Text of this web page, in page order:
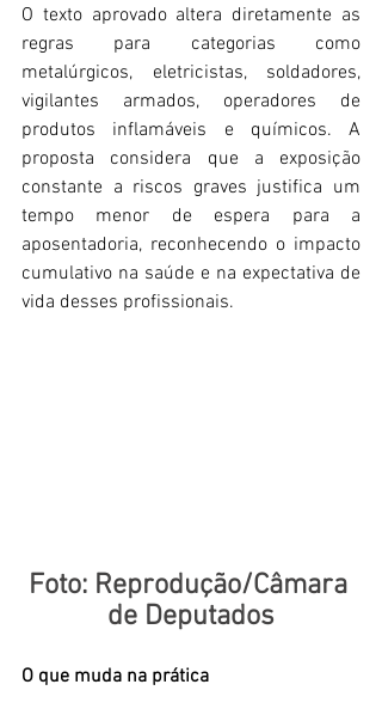
O texto aprovado altera diretamente as
regras para categorias como
metalúrgicos, eletricistas, soldadores,
vigilantes armados, operadores de
produtos inflamáveis e químicos. A
proposta considera que a exposição
constante a riscos graves justifica um
tempo menor de espera para a
aposentadoria, reconhecendo o impacto
cumulativo na saúde e na expectativa de
vida desses profissionais.
Foto: Reprodução/Câmara
de Deputados
O que muda na prática